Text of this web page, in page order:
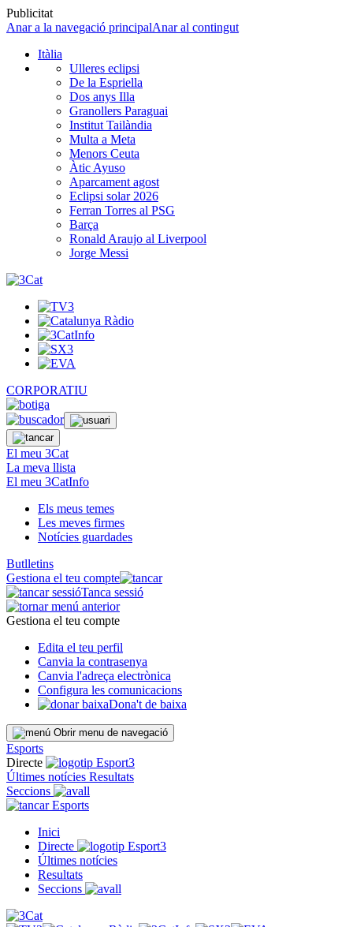
Publicitat
Anar a la navegació principalAnar al contingut
Itàlia
Ulleres eclipsi
De la Espriella
Dos anys Illa
Granollers Paraguai
Institut Tailàndia
Multa a Meta
Menors Ceuta
Àtic Ayuso
Aparcament agost
Eclipsi solar 2026
Ferran Torres al PSG
Barça
Ronald Araujo al Liverpool
Jorge Messi
CORPORATIU
El meu 3Cat
La meva llista
El meu 3CatInfo
Els meus temes
Les meves firmes
Notícies guardades
Butlletins
Gestiona el teu compte
Tanca sessió
Gestiona el teu compte
Edita el teu perfil
Canvia la contrasenya
Canvia l'adreça electrònica
Configura les comunicacions
Dona't de baixa
Obrir menu de navegació
Esports
Directe
Últimes notícies Resultats
Seccions
Esports
Inici
Directe
Últimes notícies
Resultats
Seccions